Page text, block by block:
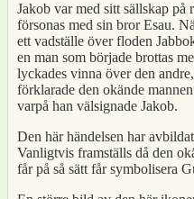
Jakob var med sitt sällskap på
försonas med sin bror Esau.
ett vadställe över floden
en man som började brottas
lyckades vinna över den
förklarade den okände
varpå han välsignade Jakob.
Den här händelsen har
Vanligtvis framställs då den
får på så sätt får symbolisera